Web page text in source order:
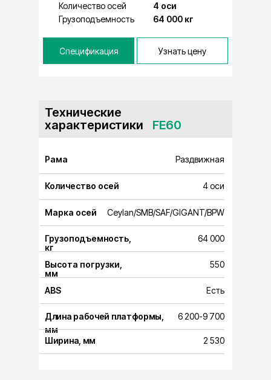
Спецификация Узнать цену
Количество осей
4 оси
Грузоподъемность
64 000 кг
Технические
характеристики ⠀FE60
Рама Раздвижная
Количество осей 4 оси
Марка осей Ceylan/SMB/SAF/GIGANT/BPW
Грузоподъемность,
кг
64 000
550
Высота погрузки,
мм
Есть
ABS
6 200-9 700
Длина рабочей платформы,
мм
2 530
Ширина, мм